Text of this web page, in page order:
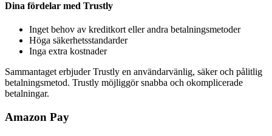
Dina fördelar med Trustly
Inget behov av kreditkort eller andra betalningsmetoder
Höga säkerhetsstandarder
Inga extra kostnader
Sammantaget erbjuder Trustly en användarvänlig, säker och pålitlig
betalningsmetod. Trustly möjliggör snabba och okomplicerade
betalningar.
Amazon Pay